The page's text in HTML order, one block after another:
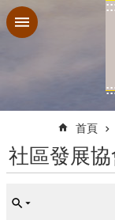
跳到主要內容區塊
首頁
社區發展